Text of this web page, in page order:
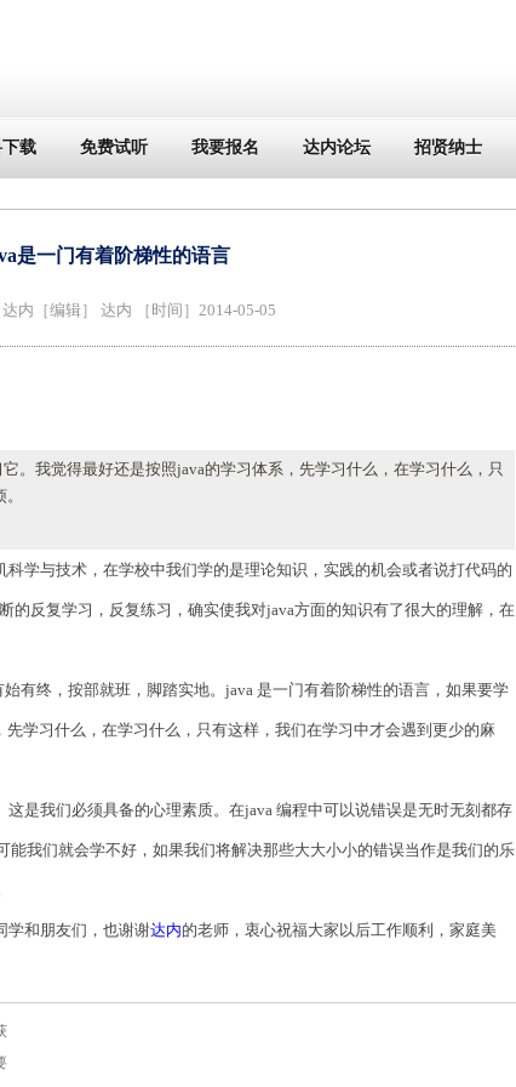
载 免费试听 我要报名 达内论坛 招贤纳士
是一门有着阶梯性的语言
达内 ［编辑］ 达内 ［时间］2014-05-05
。我觉得最好还是按照java的学习体系，先学习什么，在学习什么，只
学与技术，在学校中我们学的是理论知识，实践的机会或者说打代码的
的反复学习，反复练习，确实使我对java方面的知识有了很大的理解，在
有终，按部就班，脚踏实地。 java 是一门有着阶梯性的语言，如果要学
先学习什么，在学习什么，只有这样，我们在学习中才会遇到更少的麻
这是我们必须具备的心理素质。在java 编程中可以说错误是无时无刻都存
能我们就会学不好，如果我们将解决那些大大小小的错误当作是我们的乐
学和朋友们，也谢谢达内的老师，衷心祝福大家以后工作顺利，家庭美